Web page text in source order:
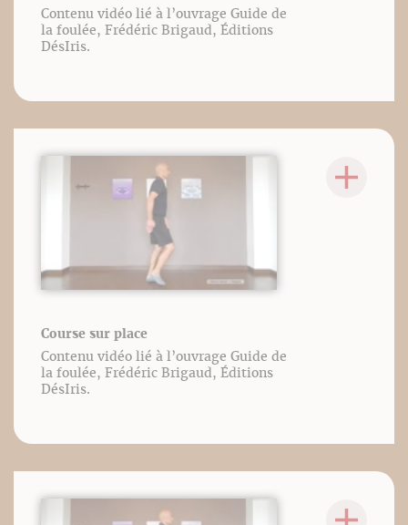
Contenu vidéo lié à l’ouvrage Guide de
la foulée, Frédéric Brigaud, Éditions
DésIris.
Course sur place
Contenu vidéo lié à l’ouvrage Guide de
la foulée, Frédéric Brigaud, Éditions
DésIris.